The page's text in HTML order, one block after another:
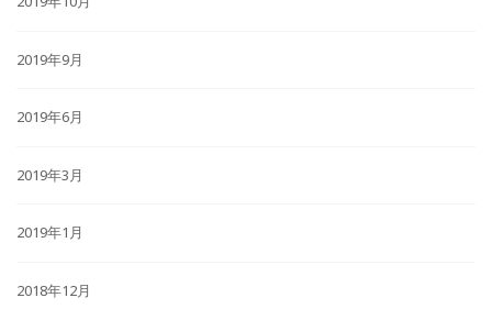
2019年9月
2019年6月
2019年3月
2019年1月
2018年12月